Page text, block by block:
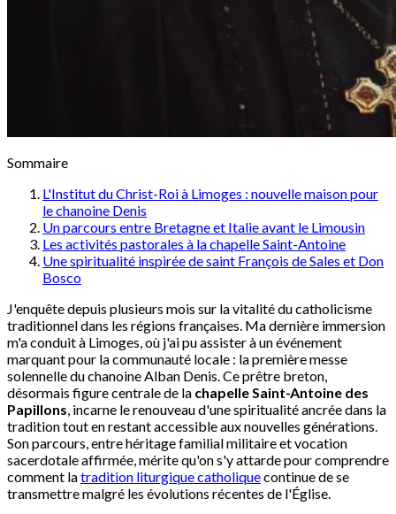
Sommaire
L'Institut du Christ-Roi à Limoges : nouvelle maison pour
le chanoine Denis
Un parcours entre Bretagne et Italie avant le Limousin
Les activités pastorales à la chapelle Saint-Antoine
Une spiritualité inspirée de saint François de Sales et Don
Bosco
J'enquête depuis plusieurs mois sur la vitalité du catholicisme
traditionnel dans les régions françaises. Ma dernière immersion
m'a conduit à Limoges, où j'ai pu assister à un événement
marquant pour la communauté locale : la première messe
solennelle du chanoine Alban Denis. Ce prêtre breton,
désormais figure centrale de la chapelle Saint-Antoine des
Papillons, incarne le renouveau d'une spiritualité ancrée dans la
tradition tout en restant accessible aux nouvelles générations.
Son parcours, entre héritage familial militaire et vocation
sacerdotale affirmée, mérite qu'on s'y attarde pour comprendre
comment latradition liturgique catholiquecontinue de se
transmettre malgré les évolutions récentes de l'Église.